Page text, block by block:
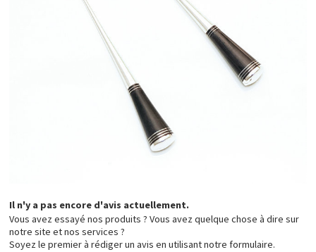
Il n'y a pas encore d'avis actuellement.
Vous avez essayé nos produits ? Vous avez quelque chose à dire sur
notre site et nos services ?
Soyez le premier à rédiger un avis en utilisant notre formulaire.